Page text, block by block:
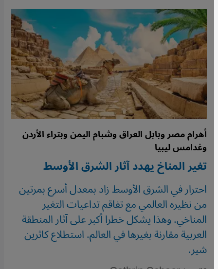
أهرام مصر وبابل العراق وشبام اليمن وبتراء الأردن
وغدامس ليبيا
تغير المناخ يهدد آثار الشرق الأوسط
احترار في الشرق الأوسط زاد بمعدل أسرع بمرتين
من نظيره العالمي مع تفاقم تداعيات التغير
المناخي. وهذا يشكل خطرا أكبر على آثار المنطقة
العربية مقارنة بغيرها في العالم. استطلاع كاثرين
شير.